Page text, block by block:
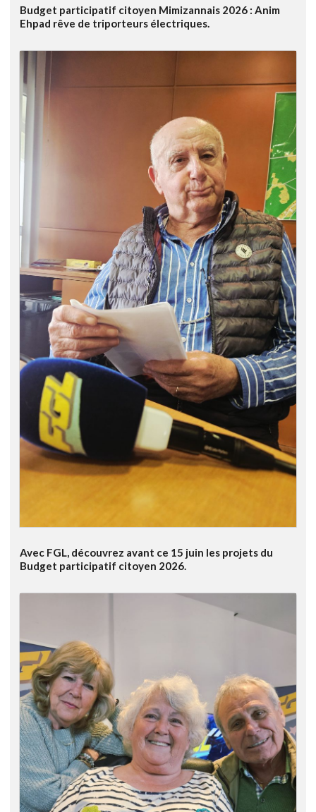
Budget participatif citoyen Mimizannais 2026 : Anim
Ehpad rêve de triporteurs électriques.
Avec FGL, découvrez avant ce 15 juin les projets du
Budget participatif citoyen 2026.